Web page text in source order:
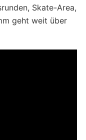
Skate-Area,
geht weit über